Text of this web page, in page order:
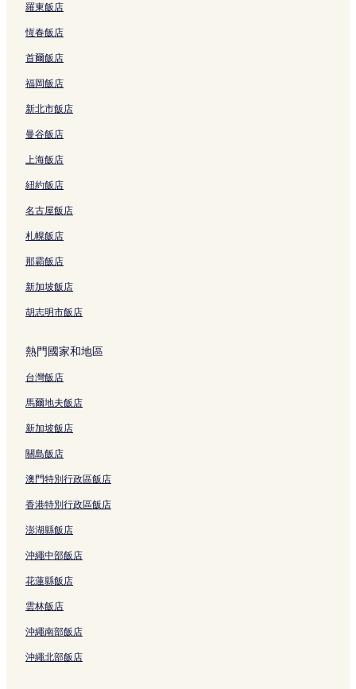
結
連
結
r
k
的
連
a
m
e
n
連
羅東飯店
恆春飯店
首爾飯店
福岡飯店
新北市飯店
曼谷飯店
上海飯店
紐約飯店
名古屋飯店
札幌飯店
那霸飯店
新加坡飯店
胡志明市飯店
熱門國家和地區
台灣飯店
馬爾地夫飯店
新加坡飯店
關島飯店
澳門特別行政區飯店
香港特別行政區飯店
澎湖縣飯店
沖繩中部飯店
花蓮縣飯店
雲林飯店
沖繩南部飯店
沖繩北部飯店